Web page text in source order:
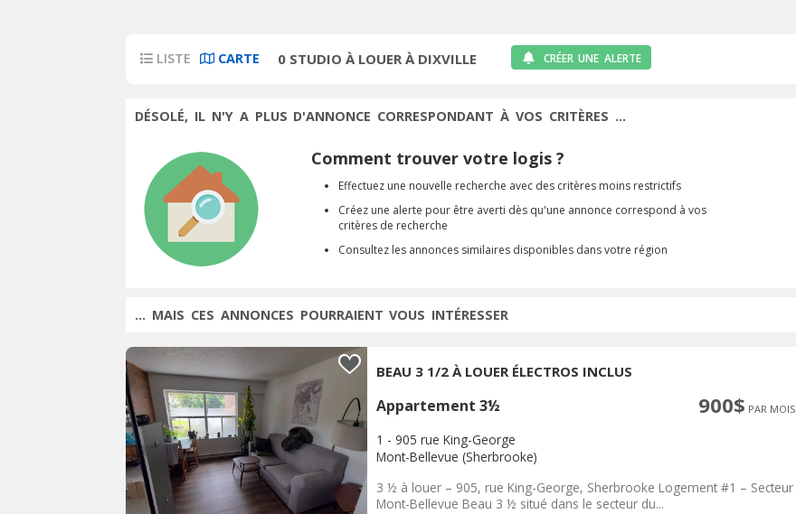
LISTE CARTE 0 STUDIO À LOUER À DIXVILLE CRÉER UNE ALERTE
DÉSOLÉ, IL N'Y A PLUS D'ANNONCE CORRESPONDANT À VOS CRITÈRES ...
Comment trouver votre logis ?
Effectuez une nouvelle recherche avec des critères moins restrictifs
Créez une alerte pour être averti dès qu'une annonce correspond à vos
critères de recherche
Consultez les annonces similaires disponibles dans votre région
... MAIS CES ANNONCES POURRAIENT VOUS INTÉRESSER
BEAU 3 1/2 À LOUER ÉLECTROS INCLUS
Appartement 3½ 900$ PAR MOIS
1 - 905 rue King-George
Mont-Bellevue (Sherbrooke)
3 ½ à louer – 905, rue King-George, Sherbrooke Logement #1 – Secteur
Mont-Bellevue Beau 3 ½ situé dans le secteur du...